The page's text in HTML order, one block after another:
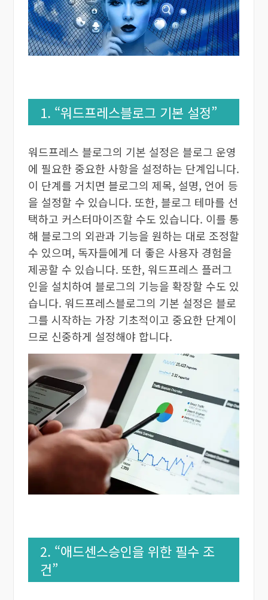
1. “워드프레스블로그 기본 설정”
워드프레스 블로그의 기본 설정은 블로그 운영
에 필요한 중요한 사항을 설정하는 단계입니다.
이 단계를 거치면 블로그의 제목, 설명, 언어 등
을 설정할 수 있습니다. 또한, 블로그 테마를 선
택하고 커스터마이즈할 수도 있습니다. 이를 통
해 블로그의 외관과 기능을 원하는 대로 조정할
수 있으며, 독자들에게 더 좋은 사용자 경험을
제공할 수 있습니다. 또한, 워드프레스 플러그
인을 설치하여 블로그의 기능을 확장할 수도 있
습니다. 워드프레스블로그의 기본 설정은 블로
그를 시작하는 가장 기초적이고 중요한 단계이
므로 신중하게 설정해야 합니다.
2. “애드센스승인을 위한 필수 조
건”